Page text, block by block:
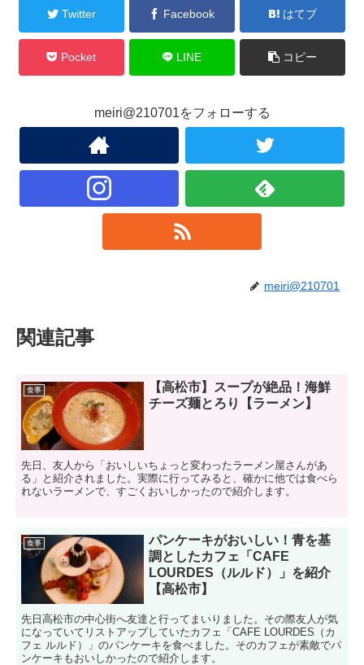
Twitter Facebook はてブ
Pocket LINE コピー
meiri@210701をフォローする
meiri@210701
関連記事
食事
【高松市】スープが絶品！海鮮
チーズ麺とろり【ラーメン】
先日、友人から「おいしいちょっと変わったラーメン屋さんがあ
る」と紹介されました。実際に行ってみると、確かに他では食べら
れないラーメンで、すごくおいしかったので紹介します。
食事
パンケーキがおいしい！青を基
調としたカフェ「CAFE
LOURDES（ルルド）」を紹介
【高松市】
先日高松市の中心街へ友達と行ってまいりました。その際友人が気
になっていてリストアップしていたカフェ「CAFE LOURDES（カ
フェ ルルド）」のパンケーキを食べました。そのカフェが素敵でパ
ンケーキもおいしかったので紹介します。